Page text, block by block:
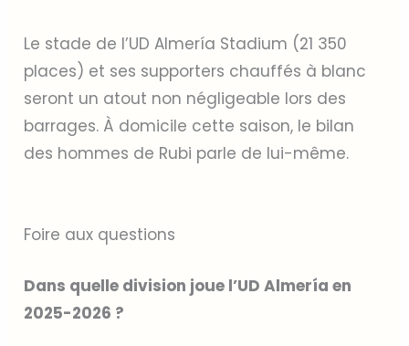
Le stade de l’UD Almería Stadium (21 350
places) et ses supporters chauffés à blanc
seront un atout non négligeable lors des
barrages. À domicile cette saison, le bilan
des hommes de Rubi parle de lui-même.
Foire aux questions
Dans quelle division joue l’UD Almería en
2025-2026 ?